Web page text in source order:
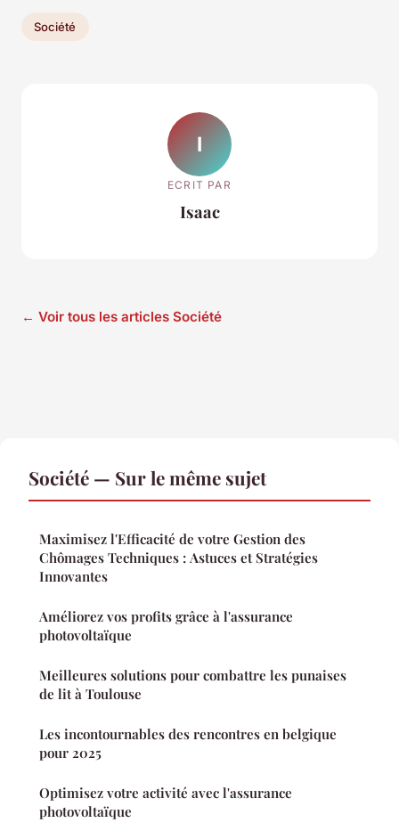
Société
I
ECRIT PAR
Isaac
← Voir tous les articles Société
Société — Sur le même sujet
Maximisez l'Efficacité de votre Gestion des
Chômages Techniques : Astuces et Stratégies
Innovantes
Améliorez vos profits grâce à l'assurance
photovoltaïque
Meilleures solutions pour combattre les punaises
de lit à Toulouse
Les incontournables des rencontres en belgique
pour 2025
Optimisez votre activité avec l'assurance
photovoltaïque